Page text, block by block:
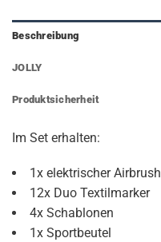
Beschreibung
JOLLY
Produktsicherheit
Im Set erhalten:
1x elektrischer Airbrush
12x Duo Textilmarker
4x Schablonen
1x Sportbeutel